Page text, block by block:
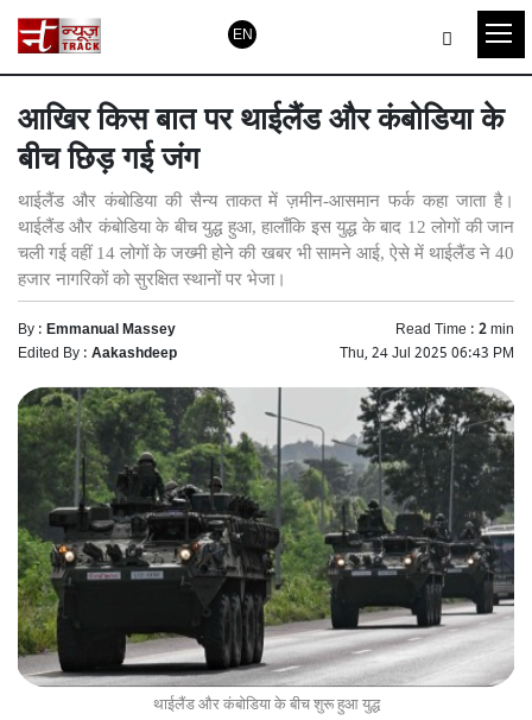
EN
आखिर किस बात पर थाईलैंड और कंबोडिया के
बीच छिड़ गई जंग
थाईलैंड और कंबोडिया की सैन्य ताकत में ज़मीन-आसमान फर्क कहा जाता है।
थाईलैंड और कंबोडिया के बीच युद्ध हुआ, हालाँकि इस युद्ध के बाद 12 लोगों की जान
चली गई वहीं 14 लोगों के जख्मी होने की खबर भी सामने आई, ऐसे में थाईलैंड ने 40
हजार नागरिकों को सुरक्षित स्थानों पर भेजा।
By :Emmanual Massey Read Time :2min
Edited By :Aakashdeep Thu, 24 Jul 2025 06:43 PM
थाईलैंड और कंबोडिया के बीच शुरू हुआ युद्ध